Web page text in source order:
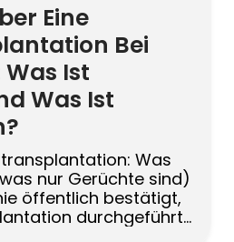
Eine
Bei
Ist
Was Ist
Was
nur Gerüchte sind)
öffentlich bestätigt,
durchgeführt